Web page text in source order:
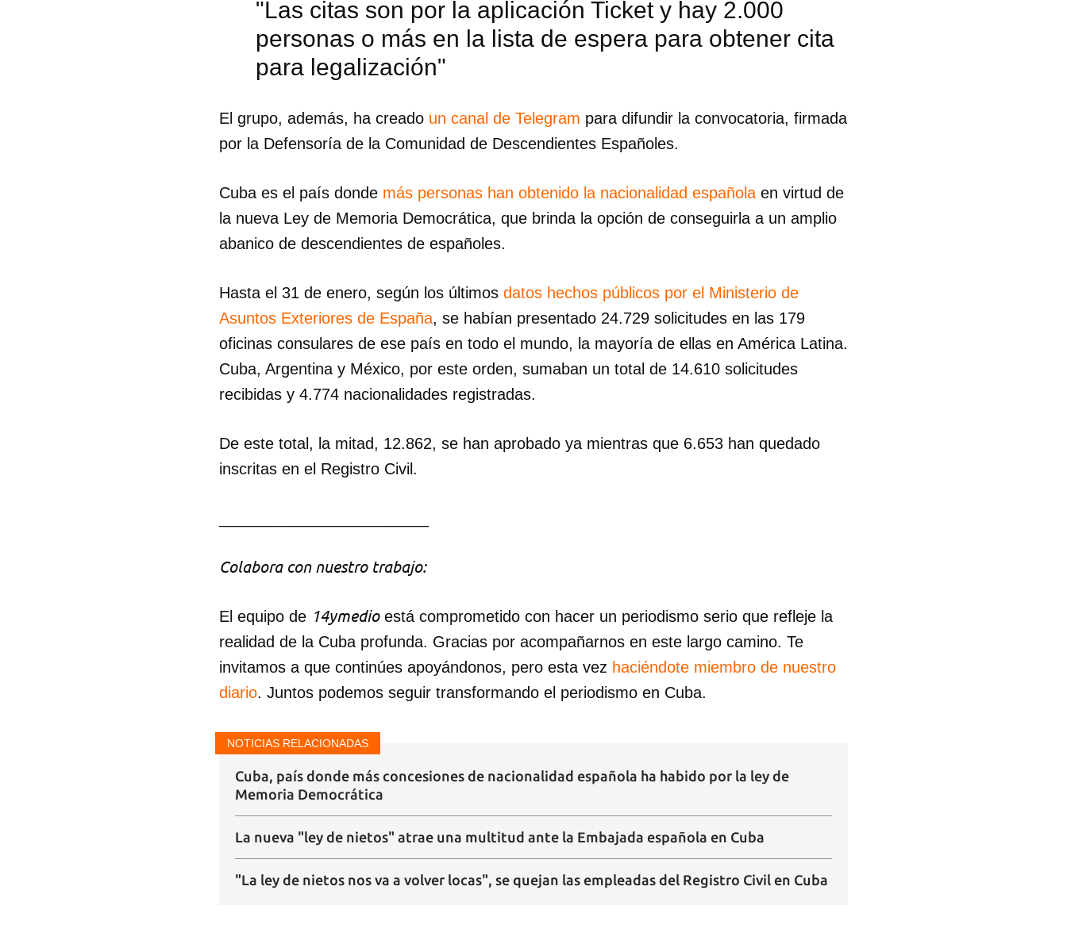
Para poder guardar como favorito, primero has de iniciar sesión con tu
cuenta de 14ymedio.
"Las citas son por la aplicación Ticket y hay 2.000
personas o más en la lista de espera para obtener cita
para legalización"
El grupo, además, ha creado un canal de Telegram para difundir la convocatoria, firmada
por la Defensoría de la Comunidad de Descendientes Españoles.
Cuba es el país donde más personas han obtenido la nacionalidad española en virtud de
la nueva Ley de Memoria Democrática, que brinda la opción de conseguirla a un amplio
abanico de descendientes de españoles.
Hasta el 31 de enero, según los últimos datos hechos públicos por el Ministerio de
Asuntos Exteriores de España, se habían presentado 24.729 solicitudes en las 179
oficinas consulares de ese país en todo el mundo, la mayoría de ellas en América Latina.
Cuba, Argentina y México, por este orden, sumaban un total de 14.610 solicitudes
recibidas y 4.774 nacionalidades registradas.
De este total, la mitad, 12.862, se han aprobado ya mientras que 6.653 han quedado
inscritas en el Registro Civil.
Colabora con nuestro trabajo:
El equipo de 14ymedioestá comprometido con hacer un periodismo serio que refleje la
realidad de la Cuba profunda. Gracias por acompañarnos en este largo camino. Te
invitamos a que continúes apoyándonos, pero esta vez haciéndote miembro de nuestro
diario. Juntos podemos seguir transformando el periodismo en Cuba.
NOTICIAS RELACIONADAS
Cuba, país donde más concesiones de nacionalidad española ha habido por la ley de
Memoria Democrática
La nueva "ley de nietos" atrae una multitud ante la Embajada española en Cuba
"La ley de nietos nos va a volver locas", se quejan las empleadas del Registro Civil en Cuba